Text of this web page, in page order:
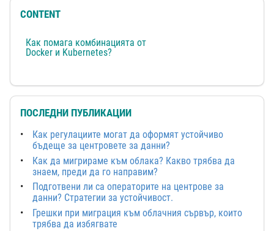
CONTENT
Как помага комбинацията от
Docker и Kubernetes?
ПОСЛЕДНИ ПУБЛИКАЦИИ
Как регулациите могат да оформят устойчиво
бъдеще за центровете за данни?
Как да мигрираме към облака? Какво трябва да
знаем, преди да го направим?
Подготвени ли са операторите на центрове за
данни? Стратегии за устойчивост.
Грешки при миграция към облачния сървър, които
трябва да избягвате